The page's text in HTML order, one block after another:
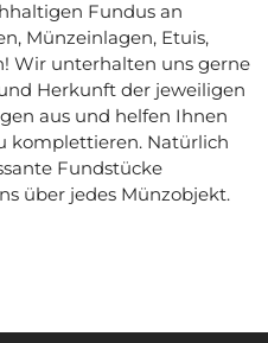
Fundus an
Münzeinlagen, Etuis,
Wir unterhalten uns gerne
Herkunft der jeweiligen
aus und helfen Ihnen
komplettieren. Natürlich
Fundstücke
über jedes Münzobjekt.